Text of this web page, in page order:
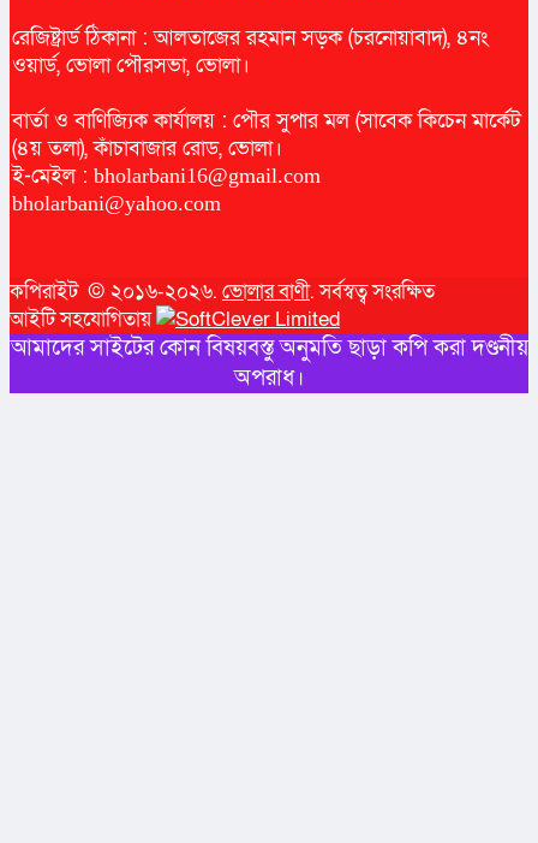
রেজিষ্ট্রার্ড ঠিকানা : আলতাজের রহমান সড়ক (চরনোয়াবাদ), ৪নং
ওয়ার্ড, ভোলা পৌরসভা, ভোলা।
বার্তা ও বাণিজ্যিক কার্যালয় : পৌর সুপার মল (সাবেক কিচেন মার্কেট
(৪য় তলা), কাঁচাবাজার রোড, ভোলা।
ই-মেইল : bholarbani16@gmail.com
bholarbani@yahoo.com
কপিরাইট © ২০১৬-২০২৬. ভোলার বাণী. সর্বস্বত্ব সংরক্ষিত
আইটি সহযোগিতায়
আমাদের সাইটের কোন বিষয়বস্তু অনুমতি ছাড়া কপি করা দণ্ডনীয়
অপরাধ।